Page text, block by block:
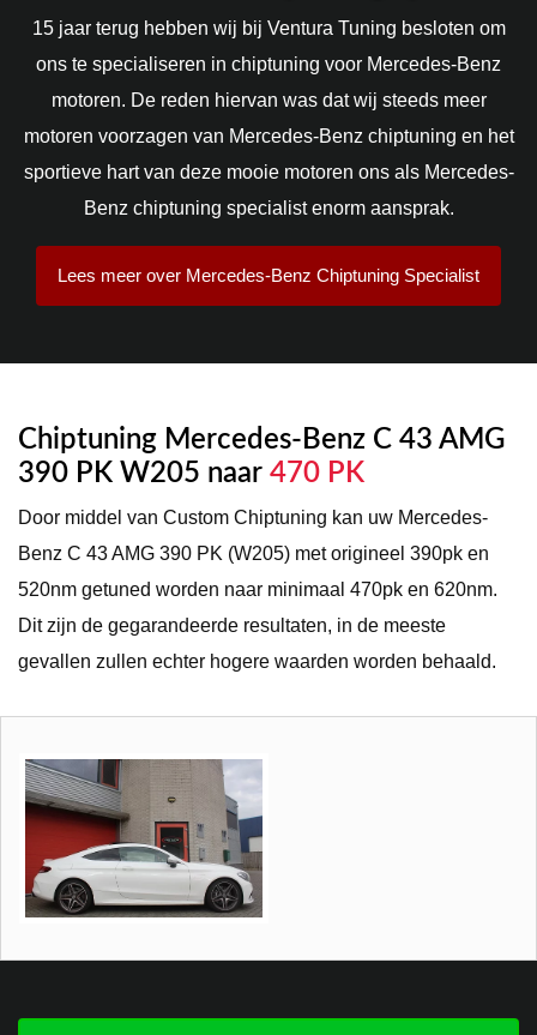
15 jaar terug hebben wij bij Ventura Tuning besloten om
ons te specialiseren in chiptuning voor Mercedes-Benz
motoren. De reden hiervan was dat wij steeds meer
motoren voorzagen van Mercedes-Benz chiptuning en het
sportieve hart van deze mooie motoren ons als Mercedes-
Benz chiptuning specialist enorm aansprak.
Lees meer over Mercedes-Benz Chiptuning Specialist
Chiptuning Mercedes-Benz C 43 AMG
390 PK W205 naar 470 PK
Door middel van Custom Chiptuning kan uw Mercedes-
Benz C 43 AMG 390 PK (W205) met origineel 390pk en
520nm getuned worden naar minimaal 470pk en 620nm.
Dit zijn de gegarandeerde resultaten, in de meeste
gevallen zullen echter hogere waarden worden behaald.